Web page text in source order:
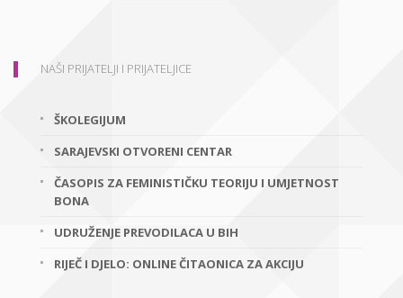
NAŠI PRIJATELJI I PRIJATELJICE
ŠKOLEGIJUM
SARAJEVSKI OTVORENI CENTAR
ČASOPIS ZA FEMINISTIČKU TEORIJU I UMJETNOST
BONA
UDRUŽENJE PREVODILACA U BIH
RIJEČ I DJELO: ONLINE ČITAONICA ZA AKCIJU